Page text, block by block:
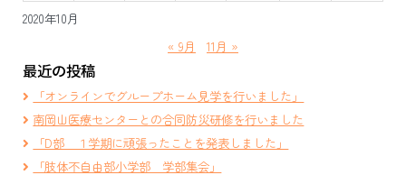
2020年10月
« 9月 11月 »
最近の投稿
「オンラインでグループホーム見学を行いました」
南岡山医療センターとの合同防災研修を行いました
「D部 １学期に頑張ったことを発表しました」
「肢体不自由部小学部 学部集会」